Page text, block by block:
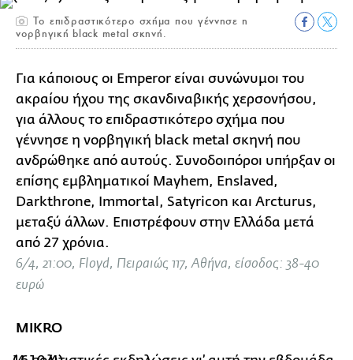
Το επιδραστικότερο σχήμα που γέννησε η
νορβηγική black metal σκηνή.
Για κάποιους οι Emperor είναι συνώνυμοι του
ακραίου ήχου της σκανδιναβικής χερσονήσου,
για άλλους το επιδραστικότερο σχήμα που
γέννησε η νορβηγική black metal σκηνή που
ανδρώθηκε από αυτούς. Συνοδοιπόροι υπήρξαν οι
επίσης εμβληματικοί Mayhem, Enslaved,
Darkthrone, Immortal, Satyricon και Arcturus,
μεταξύ άλλων. Επιστρέφουν στην Ελλάδα μετά
από 27 χρόνια.
6/4, 21:00, Floyd, Πειραιώς 117, Αθήνα, είσοδος: 38-40
ευρώ
MIKRO